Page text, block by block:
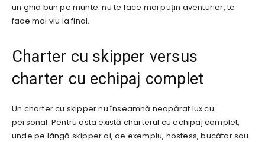
un ghid bun pe munte: nu te face mai puțin aventurier, te
face mai viu la final.
Charter cu skipper versus
charter cu echipaj complet
Un charter cu skipper nu înseamnă neapărat lux cu
personal. Pentru asta există charterul cu echipaj complet,
unde pe lângă skipper ai, de exemplu, hostess, bucătar sau